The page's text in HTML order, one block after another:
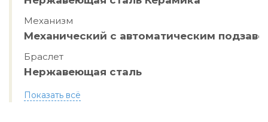
Механизм
Механический с автоматическим
Браслет
Нержавеющая сталь
Показать всё